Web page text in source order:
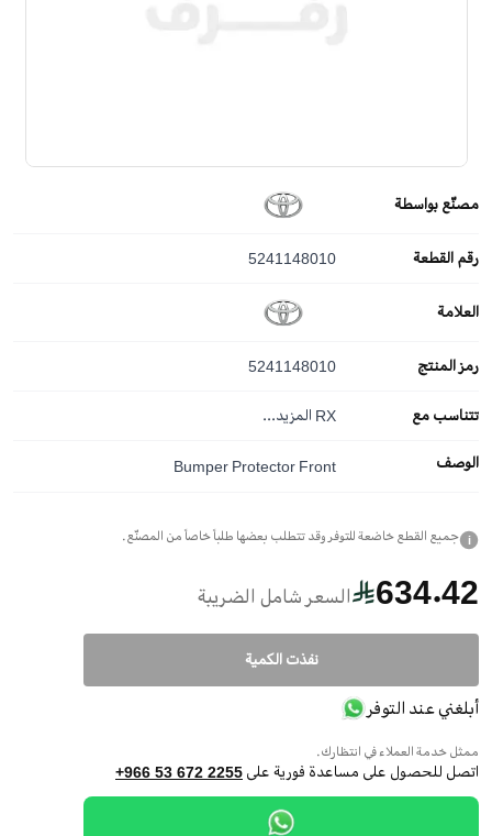
مصنّع بواسطة
رقم القطعة 5241148010
العلامة
رمز المنتج 5241148010
تتناسب مع RX المزيد...
الوصف Bumper Protector Front
i جميع القطع خاضعة للتوفر وقد تتطلب بعضها طلباً خاصاً من المصنّع.
634.42 السعر شامل الضريبة
نفذت الكمية
أبلغني عند التوفر
ممثل خدمة العملاء في انتظارك.
اتصل للحصول على مساعدة فورية على +966 53 672 2255